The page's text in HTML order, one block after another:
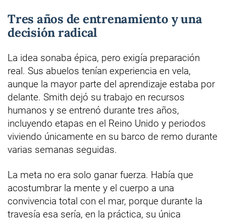
Tres años de entrenamiento y una
decisión radical
La idea sonaba épica, pero exigía preparación
real. Sus abuelos tenían experiencia en vela,
aunque la mayor parte del aprendizaje estaba por
delante. Smith dejó su trabajo en recursos
humanos y se entrenó durante tres años,
incluyendo etapas en el Reino Unido y periodos
viviendo únicamente en su barco de remo durante
varias semanas seguidas.
La meta no era solo ganar fuerza. Había que
acostumbrar la mente y el cuerpo a una
convivencia total con el mar, porque durante la
travesía esa sería, en la práctica, su única